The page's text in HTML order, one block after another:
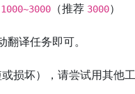
1000~3000 （推荐 3000）
翻译任务即可。
损坏），请尝试用其他